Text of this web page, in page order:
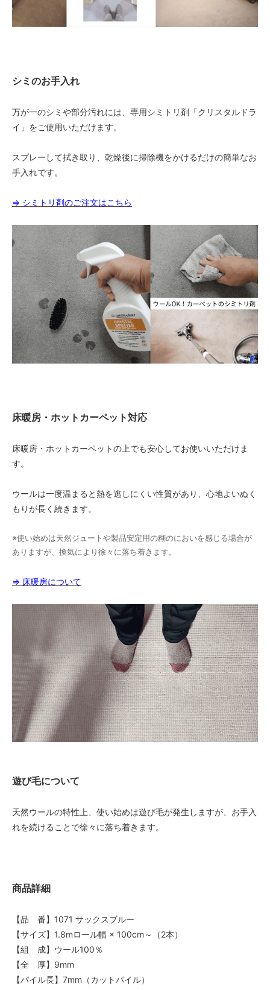
シミのお手入れ
万が一のシミや部分汚れには、専用シミトリ剤「クリスタルドラ
イ」をご使用いただけます。
スプレーして拭き取り、乾燥後に掃除機をかけるだけの簡単なお
手入れです。
⇒ シミトリ剤のご注文はこちら
床暖房・ホットカーペット対応
床暖房・ホットカーペットの上でも安心してお使いいただけま
す。
ウールは一度温まると熱を逃しにくい性質があり、心地よいぬく
もりが長く続きます。
※使い始めは天然ジュートや製品安定用の糊のにおいを感じる場合が
ありますが、換気により徐々に落ち着きます。
⇒ 床暖房について
遊び毛について
天然ウールの特性上、使い始めは遊び毛が発生しますが、お手入
れを続けることで徐々に落ち着きます。
商品詳細
【品 番】1071 サックスブルー
【サイズ】1.8mロール幅 × 100cm～（2本）
【組 成】ウール100％
【全 厚】9mm
【パイル長】7mm（カットパイル）